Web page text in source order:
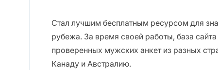
Стал лучшим бесплатным ресурсом для
рубежа. За время своей работы, база
проверенных мужских анкет из разных
Канаду и Австралию.